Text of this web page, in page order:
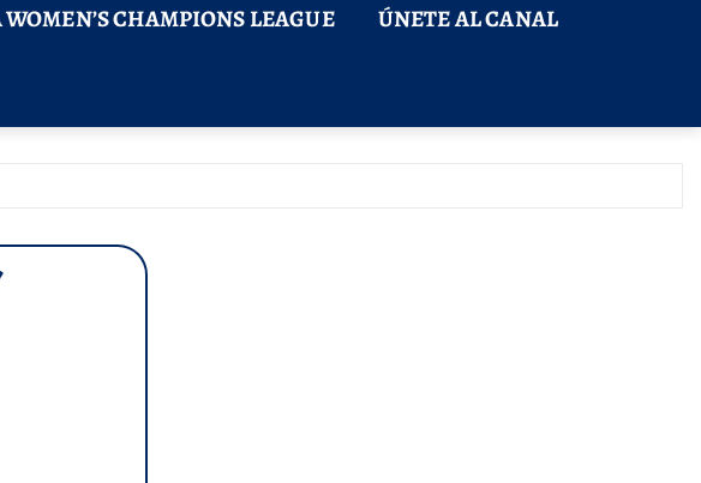
WOMEN’S CHAMPIONS LEAGUE ÚNETE AL CANAL